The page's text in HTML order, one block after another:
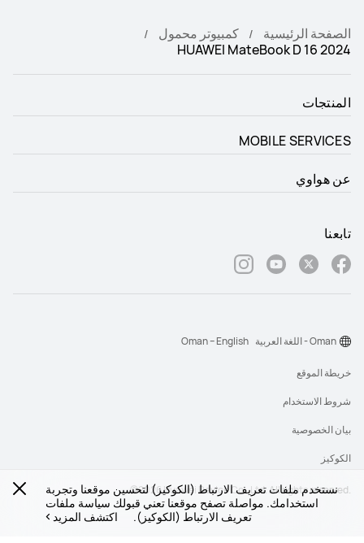
نستخدم ملفات تعريف الارتباط (الكوكيز) لتحسين موقعنا وتجربة
استخدامك. مواصلة تصفح موقعنا تعني قبولك سياسة ملفات
تعريف الارتباط (الكوكيز).
اكتشف المزيد
الصفحة الرئيسية
كمبيوتر محمول
HUAWEI MateBook D 16 2024
المنتجات
MOBILE SERVICES
عن هواوي
تابعنا
‎©2026 Huawei Device Co., Ltd. All rights reserved.‎
خريطة الموقع
شروط الاستخدام
بيان الخصوصية
الكوكيز
Oman - اللغة العربية Oman – English